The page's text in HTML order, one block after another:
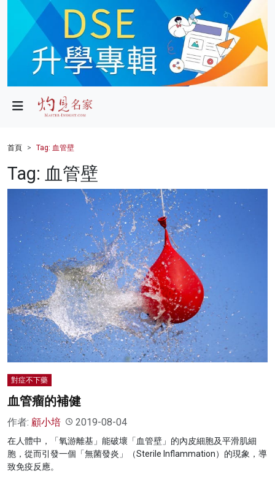
政局
財經
健康
商業
科技
影片
名家榜
灼見活動
關於我們
首頁 Tag: 血管壁
Tag: 血管壁
對症不下藥
血管瘤的補健
作者: 顧小培 2019-08-04
在人體中，「氧游離基」能破壞「血管壁」的內皮細胞及平滑肌細
胞，從而引發一個「無菌發炎」（Sterile Inflammation）的現象，導
致免疫反應。